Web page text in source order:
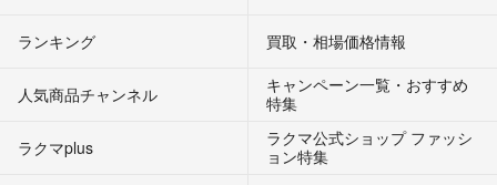
ランキング 買取・相場価格情報
人気商品チャンネル
キャンペーン一覧・おすすめ
特集
ラクマplus
ラクマ公式ショップ ファッシ
ョン特集